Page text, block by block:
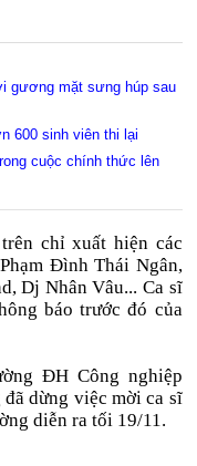
gương mặt sưng húp sau
600 sinh viên thi lại
cuộc chính thức lên
chỉ xuất hiện các
Đình Thái Ngân,
Dj Nhân Vâu... Ca sĩ
báo trước đó của
ĐH Công nghiệp
dừng việc mời ca sĩ
diễn ra tối 19/11.